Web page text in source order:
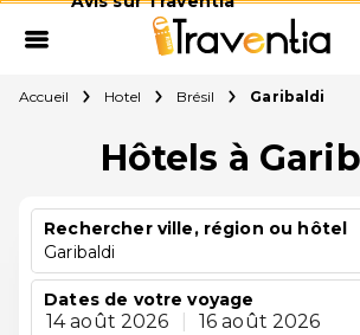
Accueil Hotel Brésil Garibaldi
Hôtels à
Rechercher ville, région ou hôtel
Garibaldi
Dates de votre voyage
14 août 2026 16 août 2026